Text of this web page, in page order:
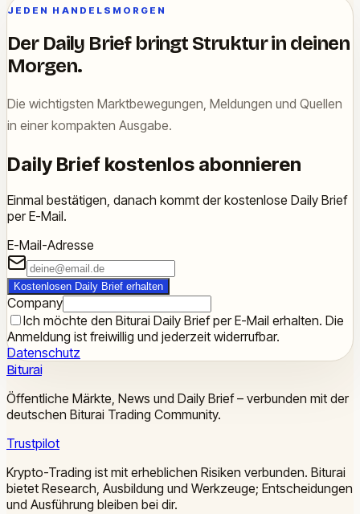
JEDEN HANDELSMORGEN
Der Daily Brief bringt Struktur in deinen
Morgen.
Die wichtigsten Marktbewegungen, Meldungen und Quellen
in einer kompakten Ausgabe.
Daily Brief kostenlos abonnieren
Einmal bestätigen, danach kommt der kostenlose Daily Brief
per E-Mail.
E-Mail-Adresse
Kostenlosen Daily Brief erhalten
Company
Ich möchte den Biturai Daily Brief per E-Mail erhalten. Die
Anmeldung ist freiwillig und jederzeit widerrufbar.
Datenschutz
Biturai
Öffentliche Märkte, News und Daily Brief – verbunden mit der
deutschen Biturai Trading Community.
Trustpilot
Krypto-Trading ist mit erheblichen Risiken verbunden. Biturai
bietet Research, Ausbildung und Werkzeuge; Entscheidungen
und Ausführung bleiben bei dir.